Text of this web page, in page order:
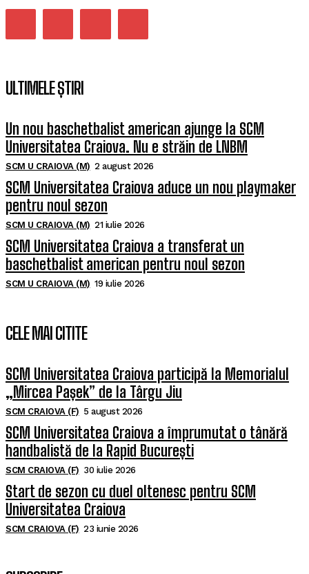
ULTIMELE ȘTIRI
Un nou baschetbalist american ajunge la SCM
Universitatea Craiova. Nu e străin de LNBM
SCM U CRAIOVA (M) 2 august 2026
SCM Universitatea Craiova aduce un nou playmaker
pentru noul sezon
SCM U CRAIOVA (M) 21 iulie 2026
SCM Universitatea Craiova a transferat un
baschetbalist american pentru noul sezon
SCM U CRAIOVA (M) 19 iulie 2026
CELE MAI CITITE
SCM Universitatea Craiova participă la Memorialul
„Mircea Pașek” de la Târgu Jiu
SCM CRAIOVA (F) 5 august 2026
SCM Universitatea Craiova a împrumutat o tânără
handbalistă de la Rapid București
SCM CRAIOVA (F) 30 iulie 2026
Start de sezon cu duel oltenesc pentru SCM
Universitatea Craiova
SCM CRAIOVA (F) 23 iunie 2026